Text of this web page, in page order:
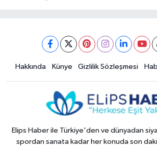
Hakkında Künye Gizlilik Sözleşmesi
Elips Haber ile Türkiye'den ve dünyadan
spordan sanata kadar her konuda son